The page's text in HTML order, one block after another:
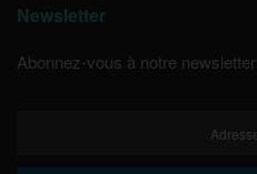
Newsletter
Abonnez-vous à notre newsletter